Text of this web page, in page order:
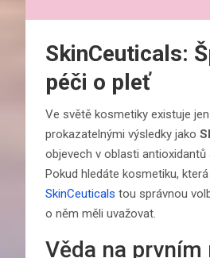
SkinCeuticals:
péči o pleť
Ve světě kosmetiky existuje
prokazatelnými výsledky jako
objevech v oblasti
Pokud hledáte kosmetiku,
SkinCeuticals tou správnou
o něm měli uvažovat.
Věda na